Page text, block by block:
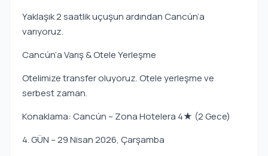
Yaklaşık 2 saatlik uçuşun ardından Cancún’a
varıyoruz.
Cancún’a Varış & Otele Yerleşme
Otelimize transfer oluyoruz. Otele yerleşme ve
serbest zaman.
Konaklama: Cancún – Zona Hotelera 4★ (2 Gece)
4. GÜN – 29 Nisan 2026, Çarşamba